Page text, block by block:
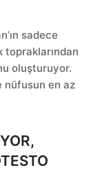
sadece
topraklarından
oluşturuyor.
nüfusun en az